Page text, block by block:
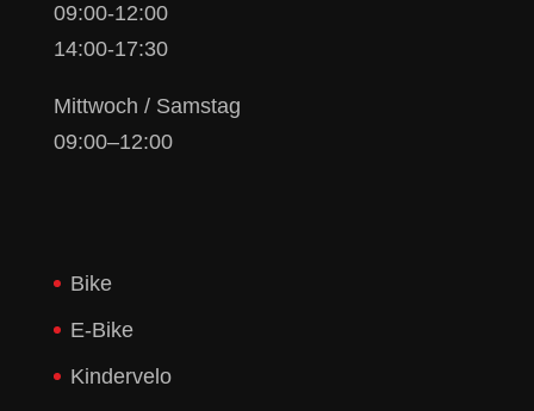
09:00-12:00
14:00-17:30
Mittwoch / Samstag
09:00–12:00
Bike
E-Bike
Kindervelo